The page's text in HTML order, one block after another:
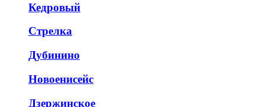
Кедровый
Стрелка
Дубинино
Новоенисейс
Дзержинское